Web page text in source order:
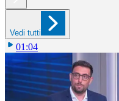
Vedi tutti
01:04